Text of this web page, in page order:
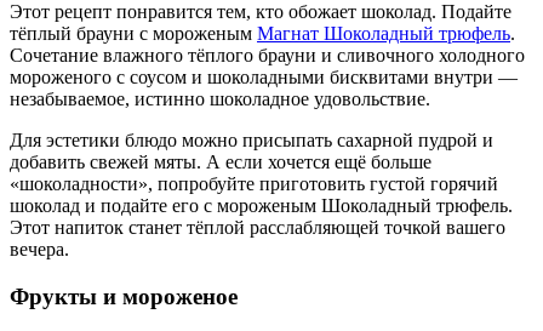
Этот рецепт понравится тем, кто обожает шоколад. Подайте
тёплый брауни с мороженым Магнат Шоколадный трюфель.
Сочетание влажного тёплого брауни и сливочного холодного
мороженого с соусом и шоколадными бисквитами внутри —
незабываемое, истинно шоколадное удовольствие.
Для эстетики блюдо можно присыпать сахарной пудрой и
добавить свежей мяты. А если хочется ещё больше
«шоколадности», попробуйте приготовить густой горячий
шоколад и подайте его с мороженым Шоколадный трюфель.
Этот напиток станет тёплой расслабляющей точкой вашего
вечера.
Фрукты и мороженое